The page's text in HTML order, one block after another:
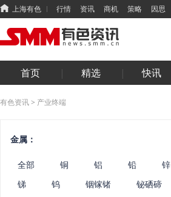
上海有色 行情 资讯 商机 策略 因思
首页 精选 快讯
有色资讯> 产业终端
金属：
全部 铜 铝 铅 锌
锑
钨 铟镓锗 铋硒碲